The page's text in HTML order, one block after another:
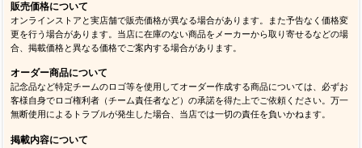
販売価格について
オンラインストアと実店舗で販売価格が異なる場合があります。また予告なく価格変
更を行う場合があります。当店に在庫のない商品をメーカーから取り寄せるなどの場
合、掲載価格と異なる価格でご案内する場合があります。
オーダー商品について
記念品など特定チームのロゴ等を使用してオーダー作成する商品については、必ずお
客様自身でロゴ権利者（チーム責任者など）の承諾を得た上でご依頼ください。万一
無断使用によるトラブルが発生した場合、当店では一切の責任を負いかねます。
掲載内容について